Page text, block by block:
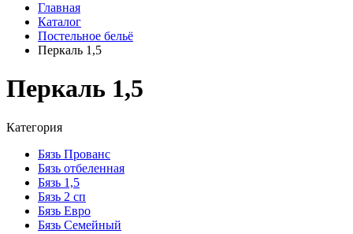
Главная
Каталог
Постельное бельё
Перкаль 1,5
Перкаль 1,5
Категория
Бязь Прованс
Бязь отбеленная
Бязь 1,5
Бязь 2 сп
Бязь Евро
Бязь Семейный